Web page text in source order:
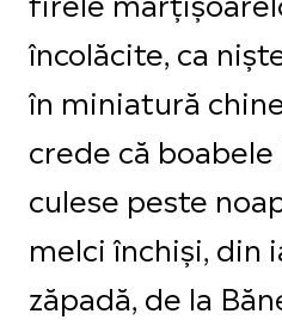
încolăcite, ca
în miniatură
crede că
culese peste
melci închişi, din
zăpadă, de la